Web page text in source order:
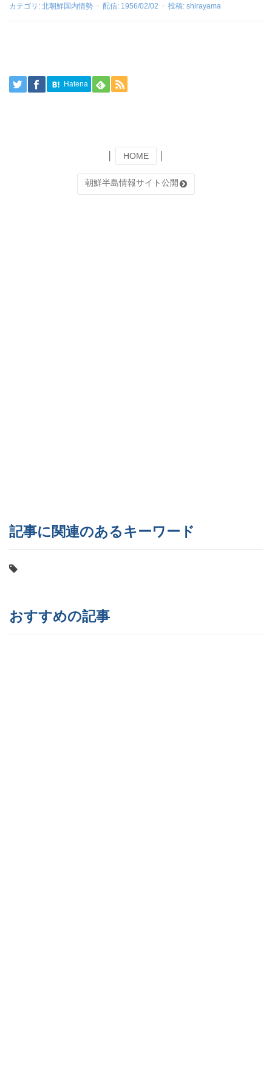
カテゴリ: 北朝鮮国内情勢 配信: 1956/02/02 投稿: shirayama
Hatena
HOME
朝鮮半島情報サイト公開
記事に関連のあるキーワード
おすすめの記事